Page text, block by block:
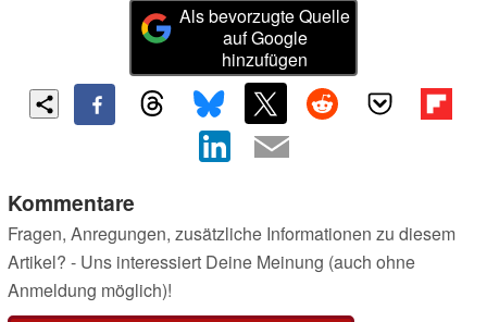
Als bevorzugte Quelle
auf Google
hinzufügen
Kommentare
Fragen, Anregungen, zusätzliche Informationen zu diesem
Artikel? - Uns interessiert Deine Meinung (auch ohne
Anmeldung möglich)!